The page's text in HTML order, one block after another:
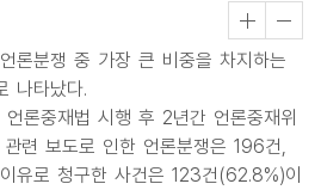
론분쟁 중 가장 큰 비중을 차지하는
나타났다.
언론중재법 시행 후 2년간 언론중재위
련 보도로 인한 언론분쟁은 196건,
유로 청구한 사건은 123건(62.8%)이